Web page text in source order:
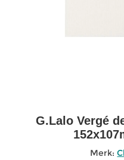
G.Lalo Vergé
Merk: